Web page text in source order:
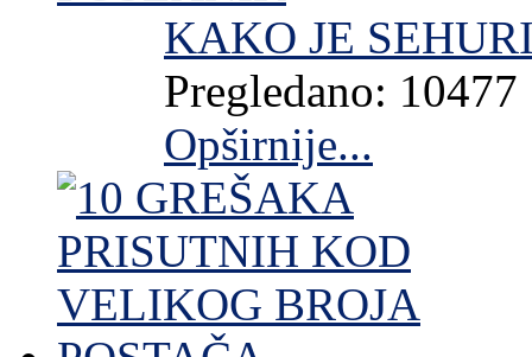
KAKO JE
Pregledano: 10477
Opširnije...